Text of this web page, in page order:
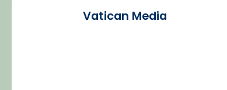
Vatican Media